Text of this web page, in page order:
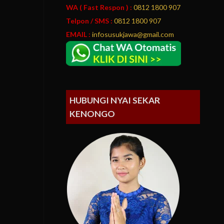
WA ( Fast Respon ) : 0812 1800 907
Telpon / SMS : 0812 1800 907
EMAIL : infosusukjawa@gmail.com
HUBUNGI NYAI SEKAR
KENONGO